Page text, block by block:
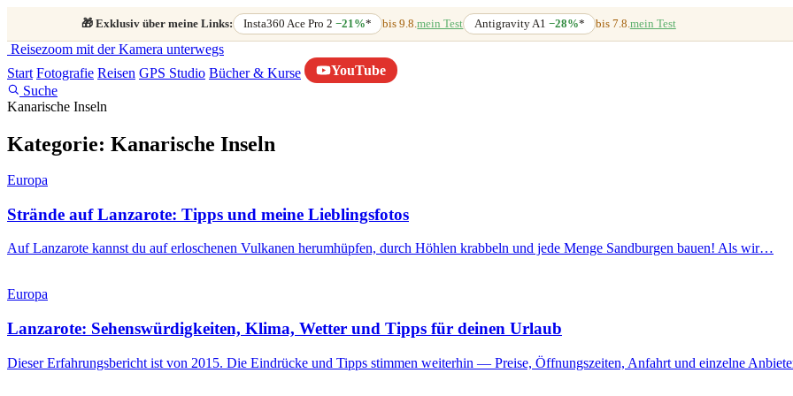
🎁 Exklusiv über meine Links: Insta360 Ace Pro 2−21%* bis 9.8.mein Test Antigravity A1 −28%* bis 7.8.mein Test
Reisezoom mit der Kamera unterwegs
Start Fotografie Reisen GPS Studio Bücher & Kurse
YouTube
Suche
Kanarische Inseln
Kategorie: Kanarische Inseln
Europa
Strände auf Lanzarote: Tipps und meine Lieblingsfotos
Auf Lanzarote kannst du auf erloschenen Vulkanen herumhüpfen, durch Höhlen krabbeln und jede Menge Sandburgen bauen! Als wir…
Europa
Lanzarote: Sehenswürdigkeiten, Klima, Wetter und Tipps für deinen Urlaub
Dieser Erfahrungsbericht ist von 2015. Die Eindrücke und Tipps stimmen weiterhin — Preise, Öffnungszeiten, Anfahrt und einzelne